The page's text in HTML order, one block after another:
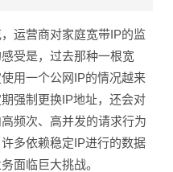
运营商对家庭宽带IP的监
受是，过去那种一根宽
用一个公网IP的情况越来
强制更换IP地址，还会对
频次、高并发的请求行为
多依赖稳定IP进行的数据
面临巨大挑战。